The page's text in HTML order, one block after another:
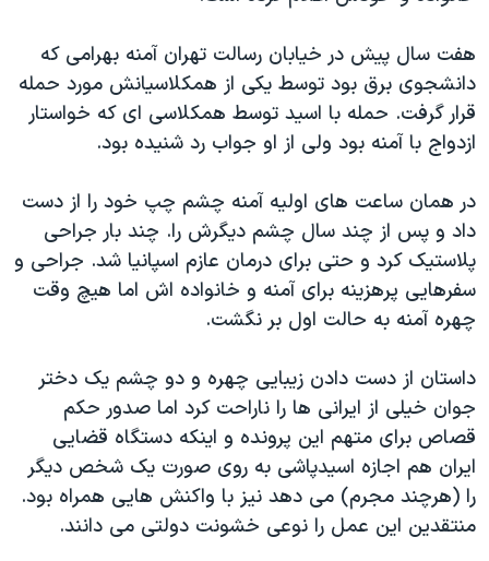
تریبونال مردمی آبان ۹۸
دادگاه حمید نوری
چهل سال گروگان‌گیری
قانون شفافیت دارائی کادر رهبری ایران
اعتراضات مردمی آبان ۹۸
اسرائیل در جنگ
نرگس محمدی برنده جایزه نوبل صلح
صفحه‌های ویژه
سفر پرزیدنت ترامپ به چین
هفت سال پیش ‌در خيابان رسالت تهران آمنه بهرامی که
دانشجوی برق بود توسط یکی از همکلاسیانش مورد حمله
قرار گرفت. حمله با اسید توسط همکلاسی ای که خواستار
ازدواج با آمنه بود ولی از او جواب رد شنیده بود.
در همان ساعت های اولیه آمنه چشم چپ خود را از دست
داد و پس از چند سال چشم دیگرش را. چند بار جراحی
پلاستیک کرد و حتی برای درمان عازم اسپانیا شد. جراحی و
سفرهایی پرهزینه برای آمنه و خانواده اش اما هیچ وقت
چهره آمنه به حالت اول بر نگشت.
داستان از دست دادن زیبایی چهره و دو چشم یک دختر
جوان خیلی از ایرانی ها را ناراحت کرد اما صدور حکم
قصاص برای متهم این پرونده و اینکه دستگاه قضایی
ایران هم اجازه اسیدپاشی به روی صورت یک شخص دیگر
را (هرچند مجرم) می دهد نیز با واکنش هایی همراه بود.
منتقدین این عمل را نوعی خشونت دولتی می دانند.